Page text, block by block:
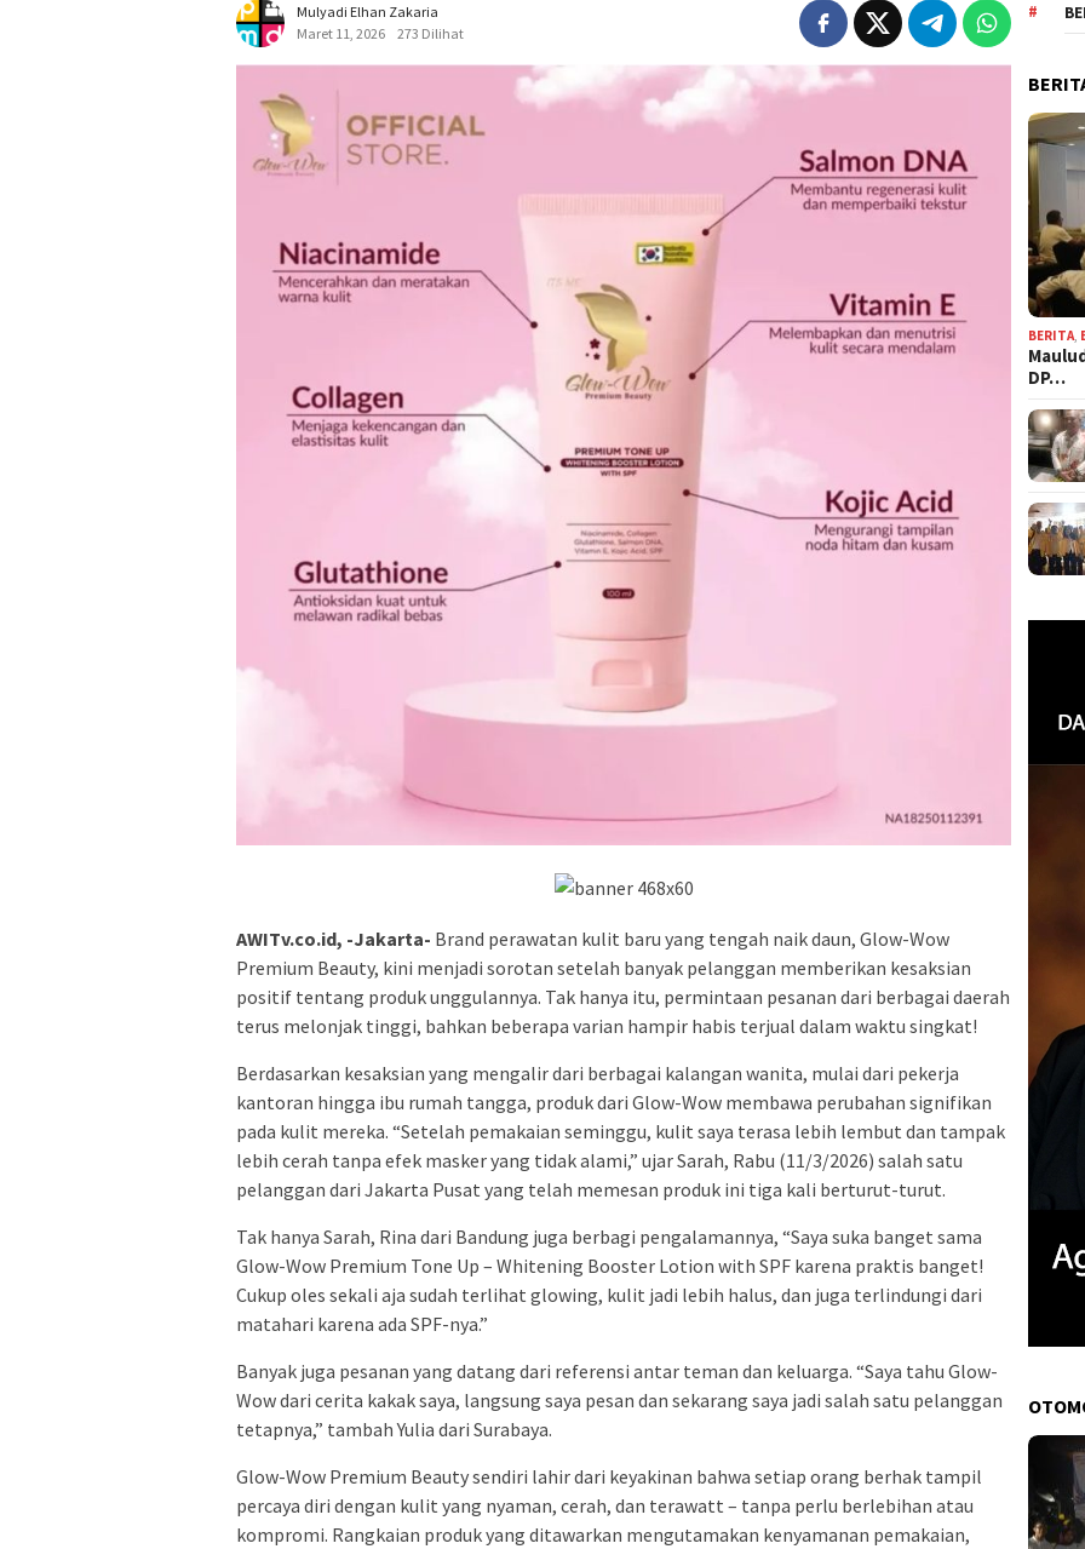
Mulyadi Elhan Zakaria
Maret 11, 2026
273 Dilihat
AWITv.co.id, -Jakarta- Brand perawatan kulit baru yang tengah naik daun, Glow-Wow
Premium Beauty, kini menjadi sorotan setelah banyak pelanggan memberikan kesaksian
positif tentang produk unggulannya. Tak hanya itu, permintaan pesanan dari berbagai daerah
terus melonjak tinggi, bahkan beberapa varian hampir habis terjual dalam waktu singkat!
Berdasarkan kesaksian yang mengalir dari berbagai kalangan wanita, mulai dari pekerja
kantoran hingga ibu rumah tangga, produk dari Glow-Wow membawa perubahan signifikan
pada kulit mereka. “Setelah pemakaian seminggu, kulit saya terasa lebih lembut dan tampak
lebih cerah tanpa efek masker yang tidak alami,” ujar Sarah, Rabu (11/3/2026) salah satu
pelanggan dari Jakarta Pusat yang telah memesan produk ini tiga kali berturut-turut.
Tak hanya Sarah, Rina dari Bandung juga berbagi pengalamannya, “Saya suka banget sama
Glow-Wow Premium Tone Up – Whitening Booster Lotion with SPF karena praktis banget!
Cukup oles sekali aja sudah terlihat glowing, kulit jadi lebih halus, dan juga terlindungi dari
matahari karena ada SPF-nya.”
Banyak juga pesanan yang datang dari referensi antar teman dan keluarga. “Saya tahu Glow-
Wow dari cerita kakak saya, langsung saya pesan dan sekarang saya jadi salah satu pelanggan
tetapnya,” tambah Yulia dari Surabaya.
Glow-Wow Premium Beauty sendiri lahir dari keyakinan bahwa setiap orang berhak tampil
percaya diri dengan kulit yang nyaman, cerah, dan terawatt – tanpa perlu berlebihan atau
kompromi. Rangkaian produk yang ditawarkan mengutamakan kenyamanan pemakaian,
BERITA,
DP…